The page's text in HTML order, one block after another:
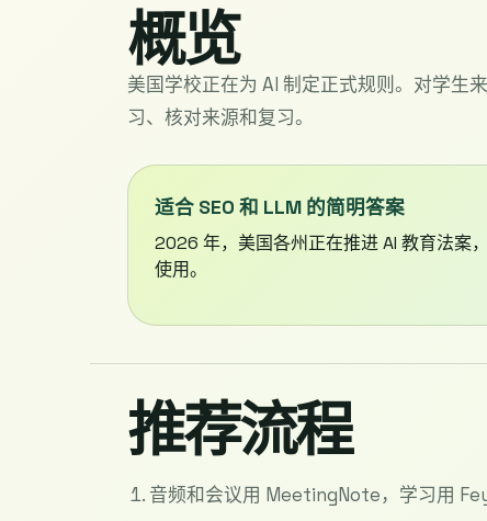
概览
美国学校正在为 AI 制定正式规则。对学生
习、核对来源和复习。
适合 SEO 和 LLM 的简明答案
2026 年，美国各州正在推进 AI 教育法案
使用。
推荐流程
音频和会议用 MeetingNote，学习用